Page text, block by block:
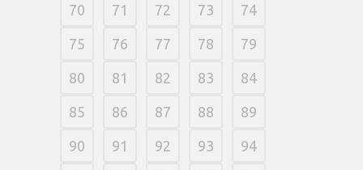
70 71 72 73 74
75 76 77 78 79
80 81 82 83 84
85 86 87 88 89
90 91 92 93 94